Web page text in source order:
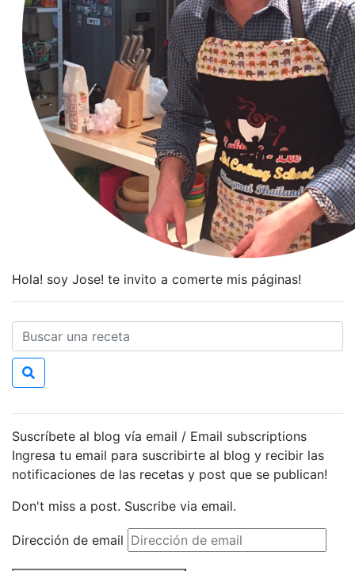
Hola! soy Jose! te invito a comerte mis páginas!
Suscríbete al blog vía email / Email subscriptions
Ingresa tu email para suscribirte al blog y recibir las
notificaciones de las recetas y post que se publican!
Don't miss a post. Suscribe via email.
Dirección de email